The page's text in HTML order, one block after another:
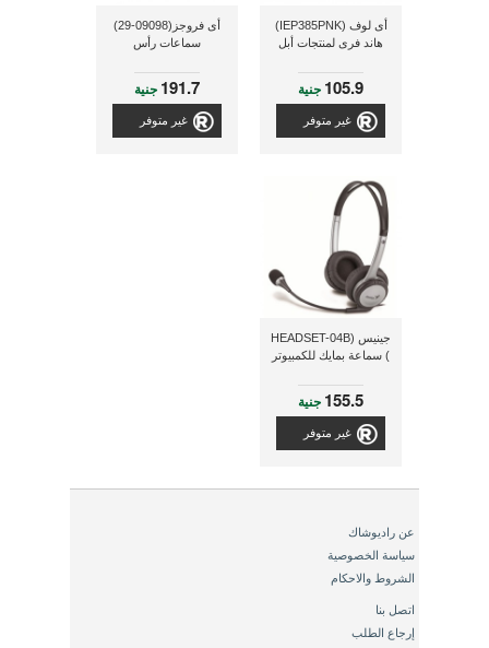
أى لوف (IEP385PNK)
هاند فرى لمنتجات أبل
105.9 جنية
غير متوفر
أى فروجز(09098-29)
سماعات رأس
191.7 جنية
غير متوفر
جينيس (HEADSET-04B
) سماعة بمايك للكمبيوتر
155.5 جنية
غير متوفر
عن راديوشاك
سياسة الخصوصية
الشروط والاحكام
اتصل بنا
إرجاع الطلب